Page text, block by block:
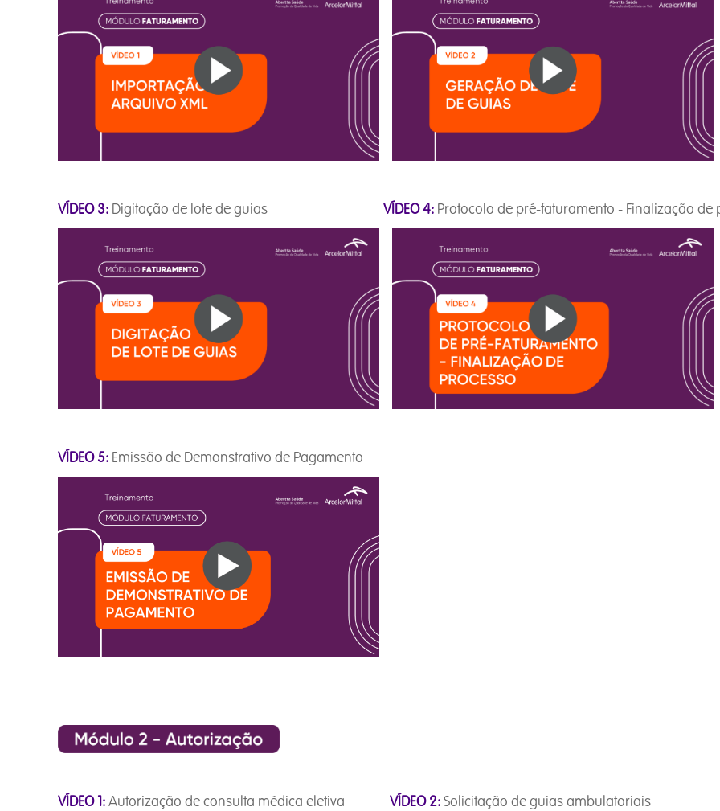
VÍDEO 3: Digitação de lote de guias VÍDEO 4: Protocolo de pré-faturamento - Finalização de
VÍDEO 5: Emissão de Demonstrativo de Pagamento
VÍDEO 1:Autorização de consulta médica eletiva VÍDEO 2:Solicitação de guias ambulatoriais